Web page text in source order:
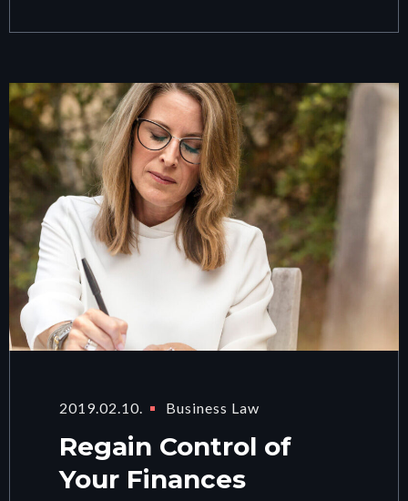
2019.02.10. Business Law
Regain Control of
Your Finances